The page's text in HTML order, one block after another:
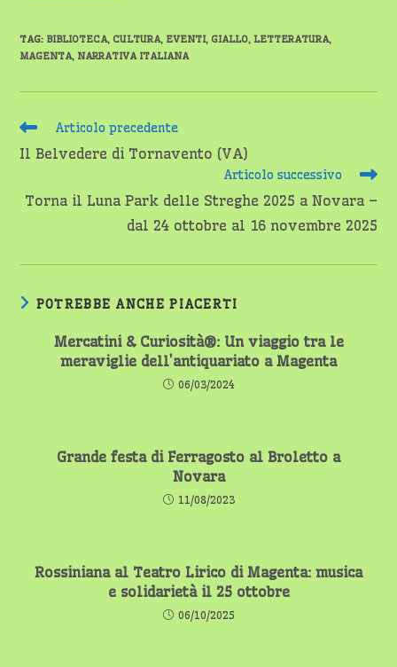
TAG: BIBLIOTECA, CULTURA, EVENTI, GIALLO, LETTERATURA,
MAGENTA, NARRATIVA ITALIANA
Leggi
articoli
Articolo precedente
Il Belvedere di Tornavento (VA)
Articolo successivo
Torna il Luna Park delle Streghe 2025 a Novara –
dal 24 ottobre al 16 novembre 2025
POTREBBE ANCHE PIACERTI
Mercatini & Curiosità®: Un viaggio tra le
meraviglie dell’antiquariato a Magenta
06/03/2024
Grande festa di Ferragosto al Broletto a
Novara
11/08/2023
Rossiniana al Teatro Lirico di Magenta: musica
e solidarietà il 25 ottobre
06/10/2025